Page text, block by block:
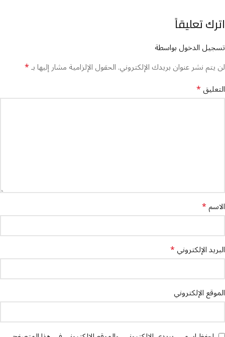
اترك تعليقاً
تسجيل الدخول بواسطة
لن يتم نشر عنوان بريدك الإلكتروني.الحقول الإلزامية مشار إليها بـ*
التعليق*
الاسم*
البريد الإلكتروني*
الموقع الإلكتروني